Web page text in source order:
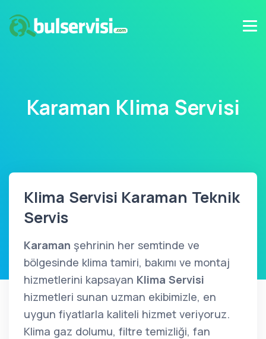
Karaman Klima Servisi
Klima Servisi Karaman Teknik
Servis
Karaman şehrinin her semtinde ve
bölgesinde klima tamiri, bakımı ve montaj
hizmetlerini kapsayan Klima Servisi
hizmetleri sunan uzman ekibimizle, en
uygun fiyatlarla kaliteli hizmet veriyoruz.
Klima gaz dolumu, filtre temizliği, fan